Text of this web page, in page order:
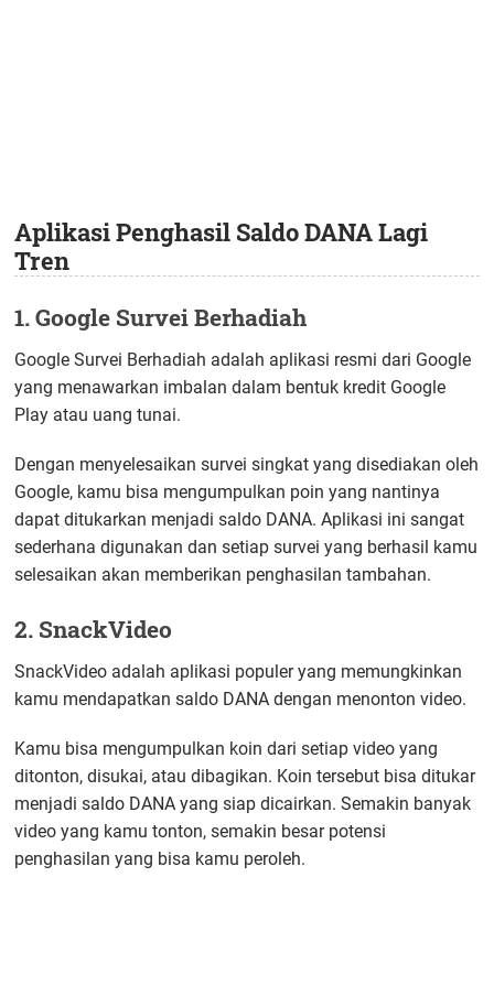
Aplikasi Penghasil Saldo DANA Lagi
Tren
1. Google Survei Berhadiah
Google Survei Berhadiah adalah aplikasi resmi dari Google
yang menawarkan imbalan dalam bentuk kredit Google
Play atau uang tunai.
Dengan menyelesaikan survei singkat yang disediakan oleh
Google, kamu bisa mengumpulkan poin yang nantinya
dapat ditukarkan menjadi saldo DANA. Aplikasi ini sangat
sederhana digunakan dan setiap survei yang berhasil kamu
selesaikan akan memberikan penghasilan tambahan.
2. SnackVideo
SnackVideo adalah aplikasi populer yang memungkinkan
kamu mendapatkan saldo DANA dengan menonton video.
Kamu bisa mengumpulkan koin dari setiap video yang
ditonton, disukai, atau dibagikan. Koin tersebut bisa ditukar
menjadi saldo DANA yang siap dicairkan. Semakin banyak
video yang kamu tonton, semakin besar potensi
penghasilan yang bisa kamu peroleh.